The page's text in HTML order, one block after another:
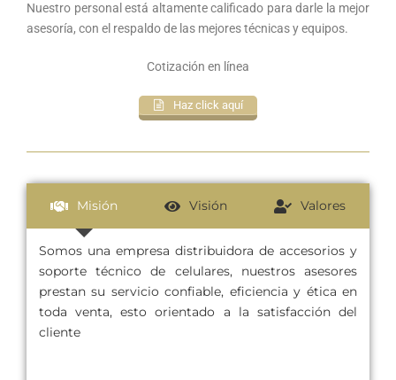
Nuestro personal está altamente calificado para darle la mejor
asesoría, con el respaldo de las mejores técnicas y equipos.
Cotización en línea
Haz click aquí
Misión Visión Valores
Somos una empresa distribuidora de accesorios y
soporte técnico de celulares, nuestros asesores
prestan su servicio confiable, eficiencia y ética en
toda venta, esto orientado a la satisfacción del
cliente